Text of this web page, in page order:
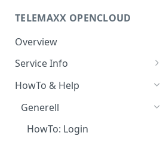
TELEMAXX OPENCLOUD
Overview
Service Info
Service Portal
Service Access & Ports
Projects & User Roles
HowTo & Help
Generell
HowTo: Login